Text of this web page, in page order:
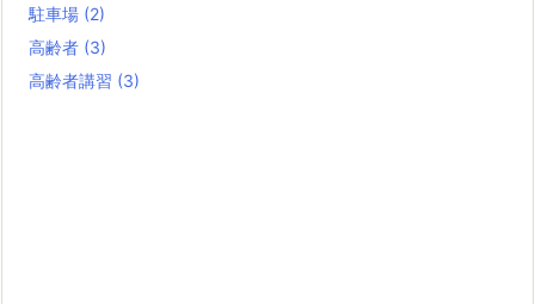
駐車場 (2)
高齢者 (3)
高齢者講習 (3)